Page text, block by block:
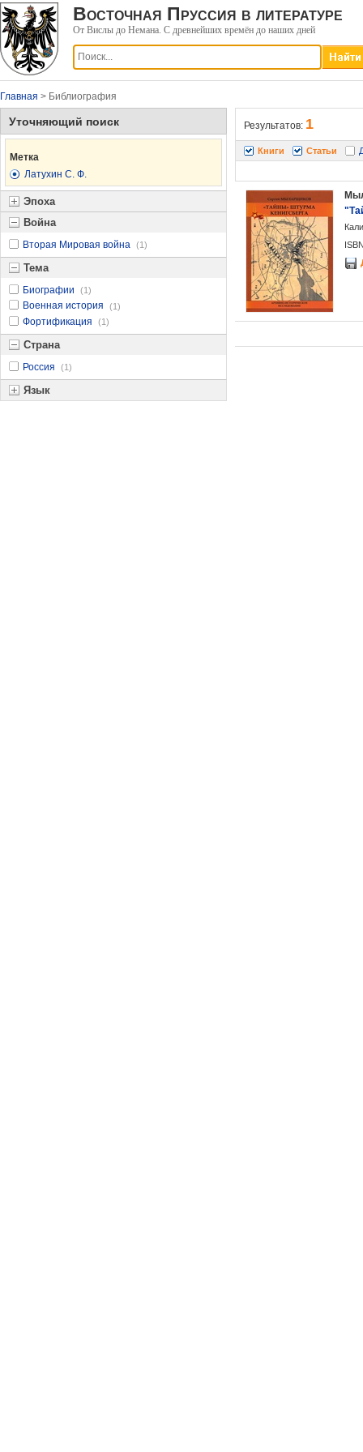
Восточная Пруссия в литературе
От Вислы до Немана. С древнейших времён до наших дней
Главная > Библиография
Уточняющий поиск
Метка
Латухин С. Ф.
Эпоха
Война
Вторая Мировая война (1)
Тема
Биографии (1)
Военная история (1)
Фортификация (1)
Страна
Россия (1)
Язык
Результатов: 1
Книги Статьи